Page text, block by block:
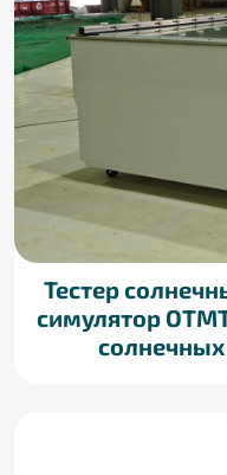
Тестер
симулятор